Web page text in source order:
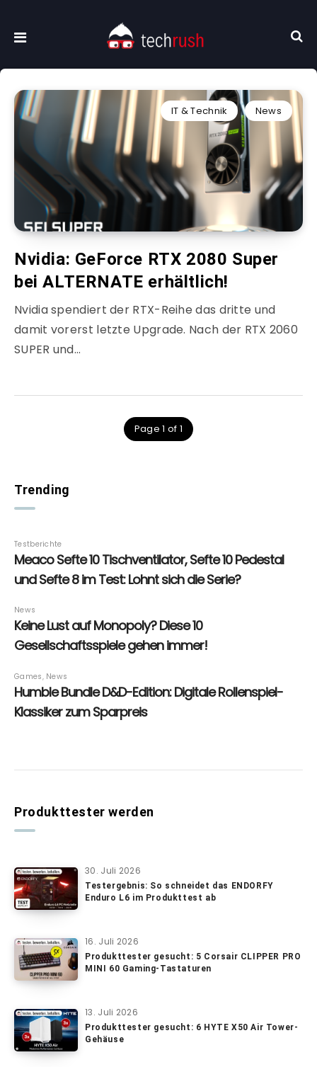
IT & Technik News
Nvidia: GeForce RTX 2080 Super
bei ALTERNATE erhältlich!
Nvidia spendiert der RTX-Reihe das dritte und
damit vorerst letzte Upgrade. Nach der RTX 2060
SUPER und…
Page 1 of 1
Trending
Produkttester werden
30. Juli 2026
Testergebnis: So schneidet das ENDORFY
Enduro L6 im Produkttest ab
16. Juli 2026
Produkttester gesucht: 5 Corsair CLIPPER PRO
MINI 60 Gaming-Tastaturen
13. Juli 2026
Produkttester gesucht: 6 HYTE X50 Air Tower-
Gehäuse